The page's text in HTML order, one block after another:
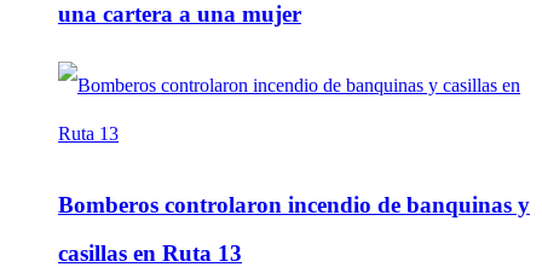
una cartera a una mujer
Bomberos controlaron incendio de banquinas y
casillas en Ruta 13